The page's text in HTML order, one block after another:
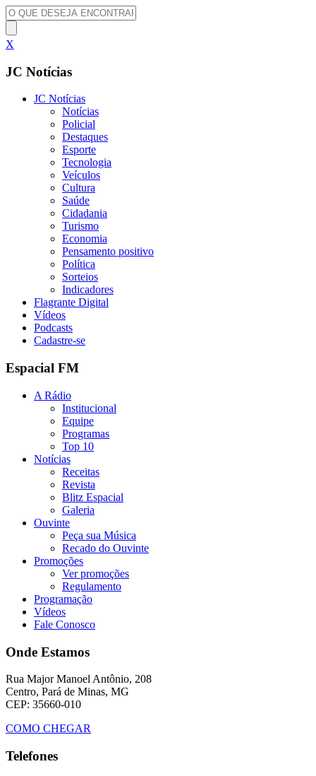
X
JC Notícias
JC Notícias
Notícias
Policial
Destaques
Esporte
Tecnologia
Veículos
Cultura
Saúde
Cidadania
Turismo
Economia
Pensamento positivo
Política
Sorteios
Indicadores
Flagrante Digital
Vídeos
Podcasts
Cadastre-se
Espacial FM
A Rádio
Institucional
Equipe
Programas
Top 10
Notícias
Receitas
Revista
Blitz Espacial
Galeria
Ouvinte
Peça sua Música
Recado do Ouvinte
Promoções
Ver promoções
Regulamento
Programação
Vídeos
Fale Conosco
Onde Estamos
Rua Major Manoel Antônio, 208
Centro, Pará de Minas, MG
CEP: 35660-010
COMO CHEGAR
Telefones